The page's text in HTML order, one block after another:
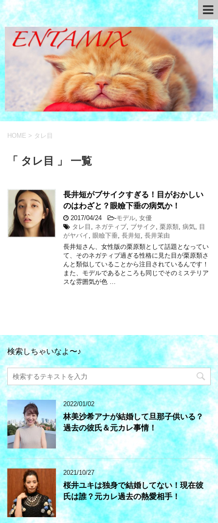
HOME > タレ目
「 タレ目 」 一覧
長井短がブサイクすぎる！目がおかしい
のはわざと？眼瞼下垂の病気か！
2017/04/24 -モデル 女優
タレ目
ネガティブ ブサイク 栗原類 病気
目
がヤバイ
眼瞼下垂 長井短 長井茉由
長井短さん、女性版の栗原類として話題となってい
て、そのネガティブ過ぎる性格に見た目が栗原類さ
んと類似していることから注目されているんです！
また、モデルであるところも同じでそのミステリア
スな雰囲気が色 …
検索しちゃいなよ〜♪
2022/01/02
林美沙希アナが結婚して旦那子供いる？
過去の彼氏＆元カレ事情！
2021/10/27
桜井ユキは独身で結婚してない！現在彼
氏は誰？元カレ過去の熱愛相手！